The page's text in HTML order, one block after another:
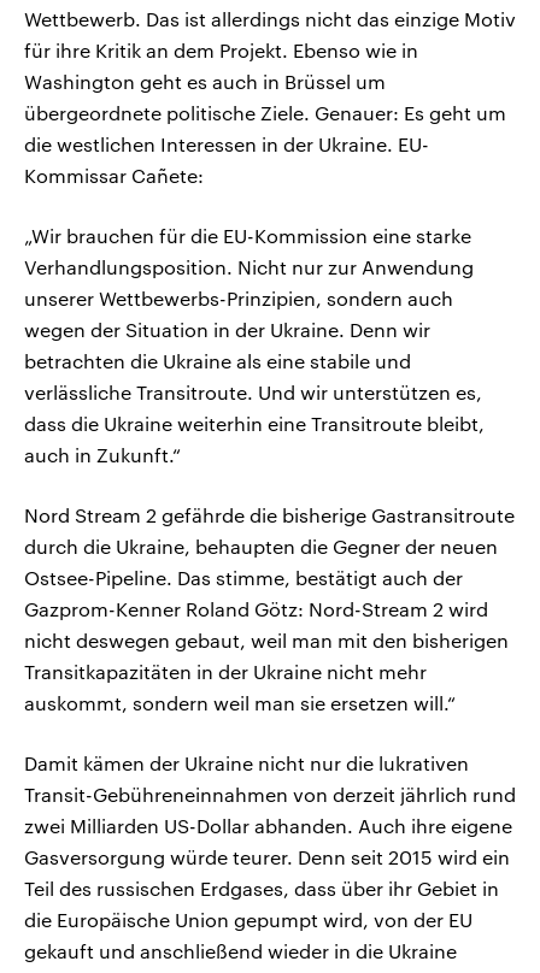
Wettbewerb. Das ist allerdings nicht das einzige Motiv
für ihre Kritik an dem Projekt. Ebenso wie in
Washington geht es auch in Brüssel um
übergeordnete politische Ziele. Genauer: Es geht um
die westlichen Interessen in der Ukraine. EU-
Kommissar Cañete:
„Wir brauchen für die EU-Kommission eine starke
Verhandlungsposition. Nicht nur zur Anwendung
unserer Wettbewerbs-Prinzipien, sondern auch
wegen der Situation in der Ukraine. Denn wir
betrachten die Ukraine als eine stabile und
verlässliche Transitroute. Und wir unterstützen es,
dass die Ukraine weiterhin eine Transitroute bleibt,
auch in Zukunft.“
Nord Stream 2 gefährde die bisherige Gastransitroute
durch die Ukraine, behaupten die Gegner der neuen
Ostsee-Pipeline. Das stimme, bestätigt auch der
Gazprom-Kenner Roland Götz: Nord-Stream 2 wird
nicht deswegen gebaut, weil man mit den bisherigen
Transitkapazitäten in der Ukraine nicht mehr
auskommt, sondern weil man sie ersetzen will.“
Damit kämen der Ukraine nicht nur die lukrativen
Transit-Gebühreneinnahmen von derzeit jährlich rund
zwei Milliarden US-Dollar abhanden. Auch ihre eigene
Gasversorgung würde teurer. Denn seit 2015 wird ein
Teil des russischen Erdgases, dass über ihr Gebiet in
die Europäische Union gepumpt wird, von der EU
gekauft und anschließend wieder in die Ukraine